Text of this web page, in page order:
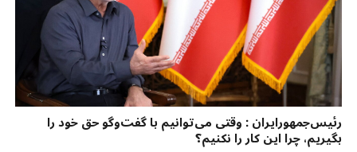
رئیس‌جمهورایران : وقتی می‌توانیم با گفت‌وگو حق خود را
بگیریم، چرا این کار را نکنیم؟